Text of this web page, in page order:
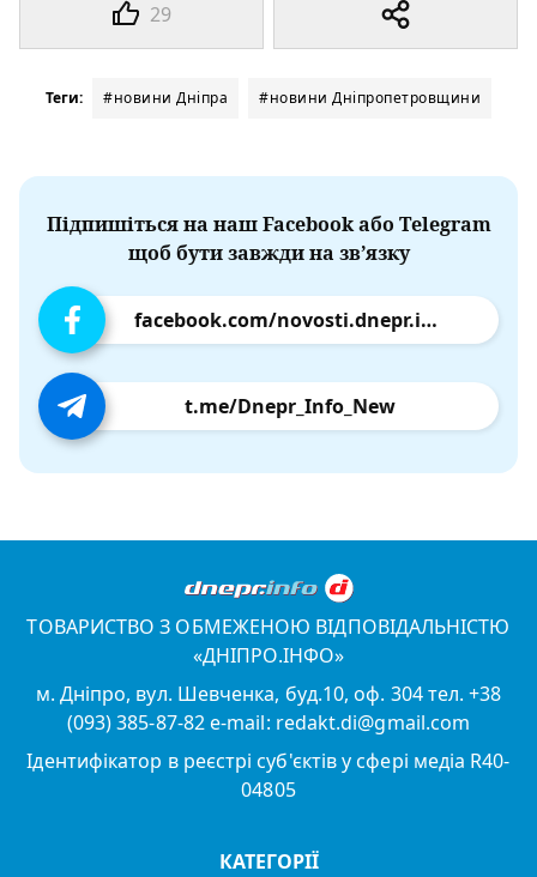
29
Теги: #новини Дніпра #новини Дніпропетровщини
Підпишіться на наш Facebook або Telegram
щоб бути завжди на зв’язку
facebook.com/novosti.dnepr.info
t.me/Dnepr_Info_New
ТОВАРИСТВО З ОБМЕЖЕНОЮ ВІДПОВІДАЛЬНІСТЮ
«ДНІПРО.ІНФО»
м. Дніпро, вул. Шевченка, буд.10, оф. 304 тел. +38
(093) 385-87-82 e-mail: redakt.di@gmail.com
Ідентифікатор в реєстрі суб'єктів у сфері медіа R40-
04805
КАТЕГОРІЇ